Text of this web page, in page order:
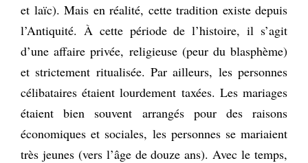
et laïc). Mais en réalité, cette tradition existe depuis
l’Antiquité. À cette période de l’histoire, il s’agit
d’une affaire privée, religieuse (peur du blasphème)
et strictement ritualisée. Par ailleurs, les personnes
célibataires étaient lourdement taxées. Les mariages
étaient bien souvent arrangés pour des raisons
économiques et sociales, les personnes se mariaient
très jeunes (vers l’âge de douze ans). Avec le temps,